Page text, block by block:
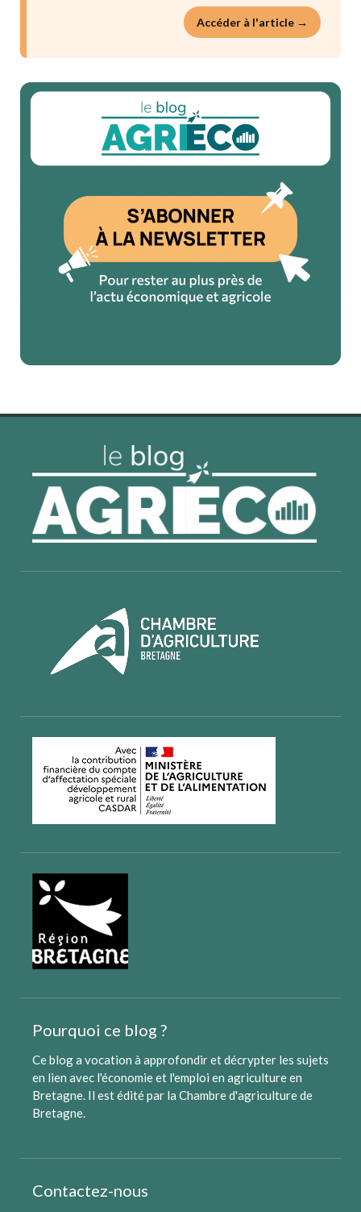
Accéder à l'article →
Pourquoi ce blog ?
Ce blog a vocation à approfondir et décrypter les sujets
en lien avec l'économie et l'emploi en agriculture en
Bretagne. Il est édité par la Chambre d'agriculture de
Bretagne.
Contactez-nous